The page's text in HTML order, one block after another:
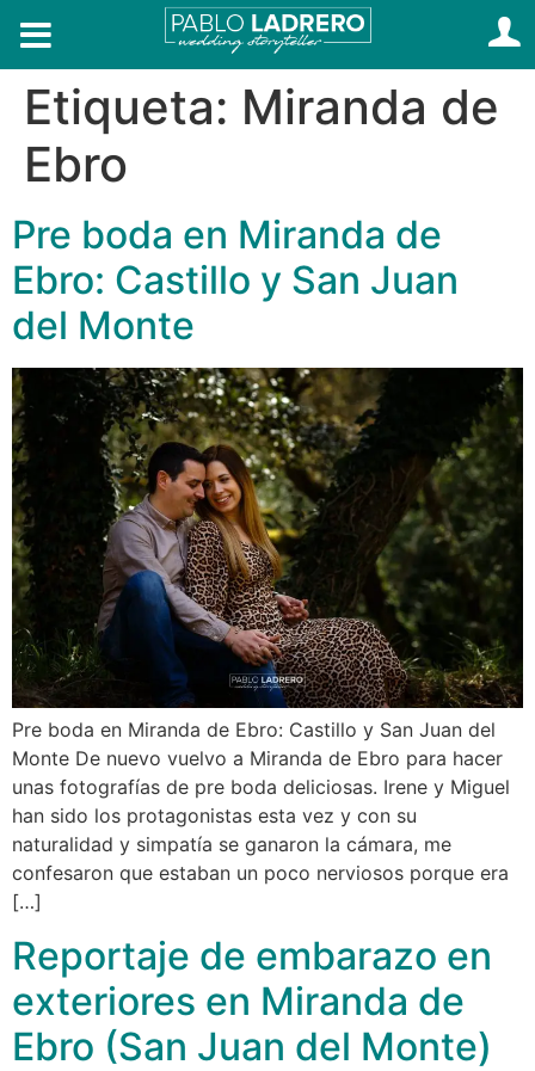
Etiqueta: Miranda de
Ebro
Pre boda en Miranda de
Ebro: Castillo y San Juan
del Monte
Pre boda en Miranda de Ebro: Castillo y San Juan del
Monte De nuevo vuelvo a Miranda de Ebro para hacer
unas fotografías de pre boda deliciosas. Irene y Miguel
han sido los protagonistas esta vez y con su
naturalidad y simpatía se ganaron la cámara, me
confesaron que estaban un poco nerviosos porque era
[…]
Reportaje de embarazo en
exteriores en Miranda de
Ebro (San Juan del Monte)